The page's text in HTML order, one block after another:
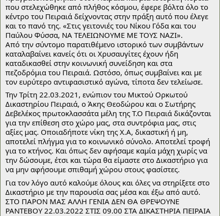
που στελεχώθηκε από πλήθος κόσμου, έφερε βόλτα όλο το
κέντρο του Πειραιά δείχνοντας στην πράξη αυτό που έλεγε
και το πανό της. «Στις γειτονιές του Νίκου Γόδα και του
Παύλου Φύσσα, ΝΑ ΤΕΛΕΙΩΝΟΥΜΕ ΜΕ ΤΟΥΣ ΝΑΖΙ».
Από την σύντομο παρατιθέμενο ιστορικό των συμβάντων
καταλαβαίνει κανείς ότι οι Χρυσαυγίτες έχουν ήδη
καταδικασθεί στην κοινωνική συνείδηση και στα
πεζοδρόμια του Πειραιά. Ωστόσο, όπως συμβαίνει και με
τον ευρύτερο αντιφασιστικό αγώνα, τίποτα δεν τελείωσε.
Την Τρίτη 22.03.2021, ενώπιον του Μικτού Ορκωτού
Δικαστηρίου Πειραιά, ο Άκης Θεοδώρου και ο Σωτήρης
Δεβελέκος πρωτοκλασσάτα μέλη της Τ.Ο Πειραιά δικάζονται
για την επίθεση στο χώρο μας, στα συντρόφια μας, στις
αξίες μας. Οποιαδήποτε νίκη της Χ.Α, δικαστική ή μη,
αποτελεί πλήγμα για το κοινωνικό σύνολο. Αποτελεί τροφή
για το κτήνος. Και όπως δεν αφήσαμε καμία μάχη χωρίς να
την δώσουμε, έτσι και τώρα θα είμαστε στο Δικαστήριο για
να μην αφήσουμε σπιθαμή χώρου στους φασίστες.
Για τον λόγο αυτό καλούμε όλους και όλες να στηρίξετε στο
Δικαστήριο με την παρουσία σας μέσα και έξω από αυτό.
ΣΤΟ ΠΑΡΟΝ ΜΑΣ ΑΛΛΗ ΓΕΝΙΑ ΔΕΝ ΘΑ ΘΡΕΨΟΥΝΕ
ΡΑΝΤΕΒΟΥ 22.03.2022 ΣΤΙΣ 09.00 ΣΤΑ ΔΙΚΑΣΤΗΡΙΑ ΠΕΙΡΑΙΑ